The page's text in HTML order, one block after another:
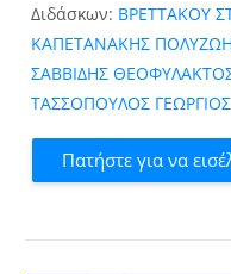
Διδάσκων: ΒΡΕΤΤΑΚΟΥ
ΚΑΠΕΤΑΝΑΚΗΣ
ΣΑΒΒΙΔΗΣ
ΤΑΣΣΟΠΟΥΛΟΣ ΓΕΩΡΓΙΟΣ
Πατήστε για να